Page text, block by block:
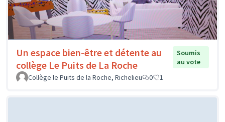
Un espace bien-être et détente au
collège Le Puits de La Roche
Soumis
au vote
Collège le Puits de la Roche, Richelieu
0 1